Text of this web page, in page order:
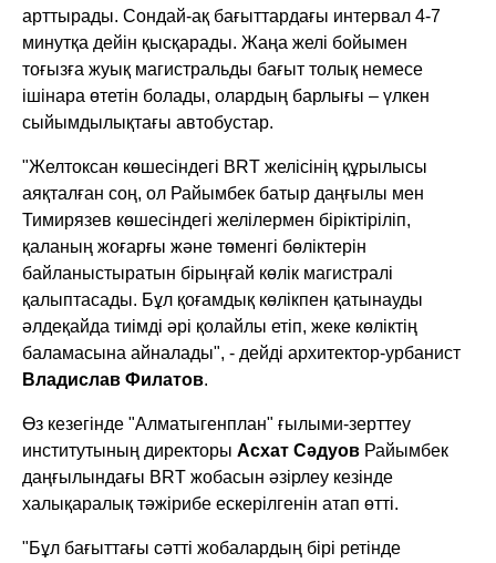
арттырады. Сондай-ақ бағыттардағы интервал 4-7
минутқа дейін қысқарады. Жаңа желі бойымен
тоғызға жуық магистральды бағыт толық немесе
ішінара өтетін болады, олардың барлығы – үлкен
сыйымдылықтағы автобустар.
"Желтоксан көшесіндегі BRT желісінің құрылысы
аяқталған соң, ол Райымбек батыр даңғылы мен
Тимирязев көшесіндегі желілермен біріктіріліп,
қаланың жоғарғы және төменгі бөліктерін
байланыстыратын бірыңғай көлік магистралі
қалыптасады. Бұл қоғамдық көлікпен қатынауды
әлдеқайда тиімді әрі қолайлы етіп, жеке көліктің
баламасына айналады", - дейді архитектор-урбанист
Владислав Филатов.
Өз кезегінде "Алматыгенплан" ғылыми-зерттеу
институтының директорыАсхат Сәдуов Райымбек
даңғылындағы BRT жобасын әзірлеу кезінде
халықаралық тәжірибе ескерілгенін атап өтті.
"Бұл бағыттағы сәтті жобалардың бірі ретінде